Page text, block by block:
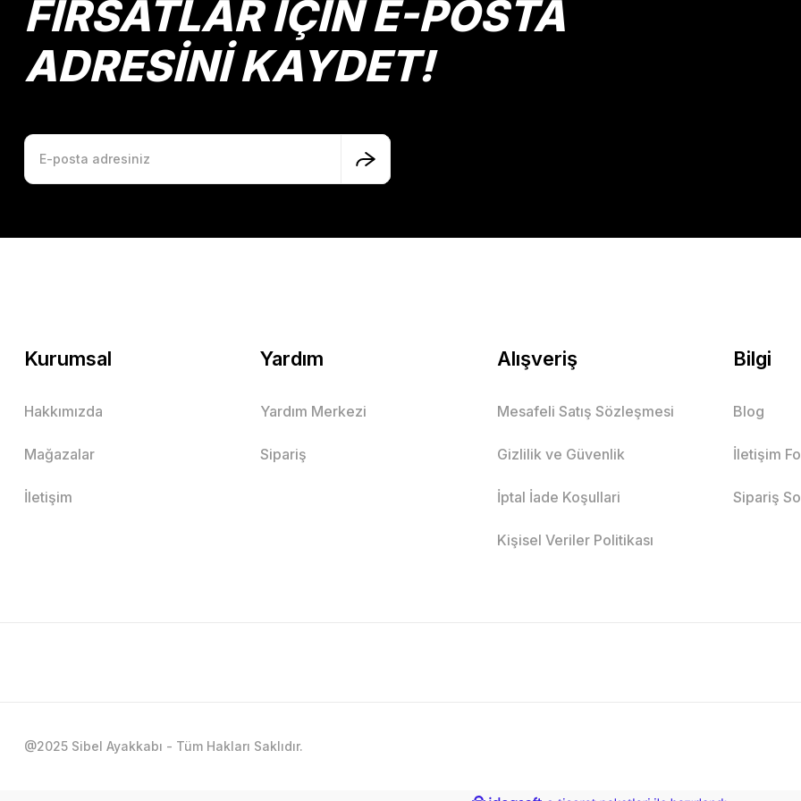
FIRSATLAR İÇİN E-POSTA
ADRESİNİ KAYDET!
Kurumsal
Hakkımızda
Mağazalar
İletişim
Yardım
Yardım Merkezi
Sipariş
Alışveriş
Mesafeli Satış Sözleşmesi
Gizlilik ve Güvenlik
İptal İade Koşullari
Kişisel Veriler Politikası
Bilgi
Blog
İletişim
Sipariş
@2025 Sibel Ayakkabı - Tüm Hakları Saklıdır.